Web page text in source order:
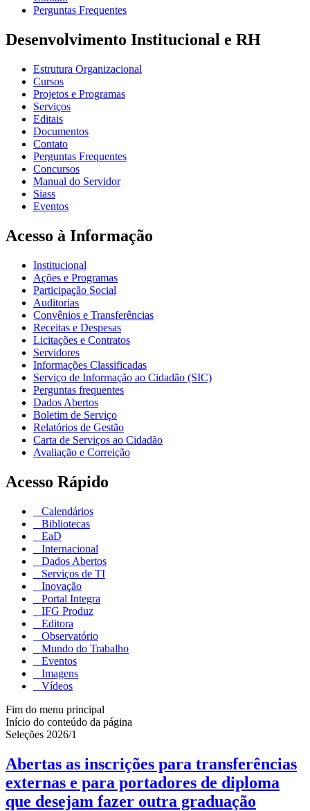
Perguntas Frequentes
Desenvolvimento Institucional e RH
Estrutura Organizacional
Cursos
Projetos e Programas
Serviços
Editais
Documentos
Contato
Perguntas Frequentes
Concursos
Manual do Servidor
Siass
Eventos
Acesso à Informação
Institucional
Ações e Programas
Participação Social
Auditorias
Convênios e Transferências
Receitas e Despesas
Licitações e Contratos
Servidores
Informações Classificadas
Serviço de Informação ao Cidadão (SIC)
Perguntas frequentes
Dados Abertos
Boletim de Serviço
Relatórios de Gestão
Carta de Serviços ao Cidadão
Avaliação e Correição
Acesso Rápido
Calendários
Bibliotecas
EaD
Internacional
Dados Abertos
Serviços de TI
Inovação
Portal Integra
IFG Produz
Editora
Observatório
Mundo do Trabalho
Eventos
Imagens
Vídeos
Fim do menu principal
Início do conteúdo da página
Seleções 2026/1
Abertas as inscrições para transferências
externas e para portadores de diploma
que desejam fazer outra graduação